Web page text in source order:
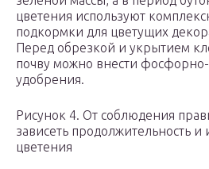
цветения используют
подкормки для цветущих
Перед обрезкой и укрытием
почву можно внести
удобрения.
Рисунок 4. От соблюдения
зависеть продолжительность и
цветения